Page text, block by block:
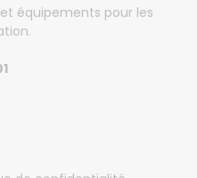
équipements pour les